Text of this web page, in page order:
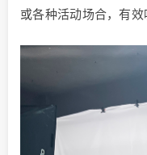
或各种活动场合，有效